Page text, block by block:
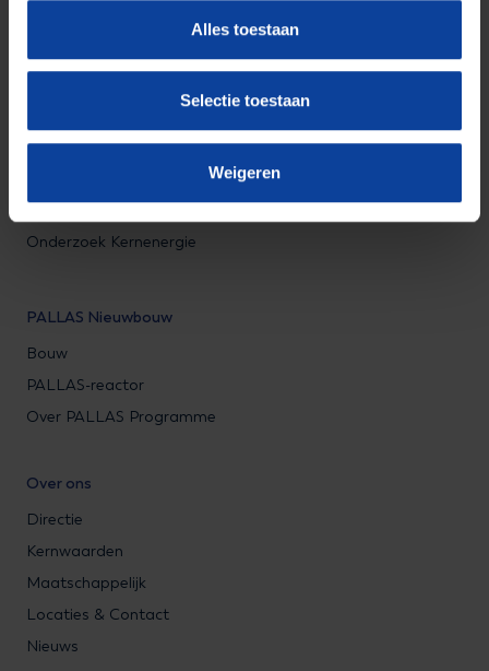
Alles toestaan
Selectie toestaan
Weigeren
Research & Publieke impact
Nuclear. For Life.
Onderzoek Kernenergie
PALLAS Nieuwbouw
Bouw
PALLAS-reactor
Over PALLAS Programme
Over ons
Directie
Kernwaarden
Maatschappelijk
Locaties & Contact
Nieuws